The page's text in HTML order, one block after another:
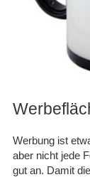
Werbung ist
aber nicht jede
gut an. Damit